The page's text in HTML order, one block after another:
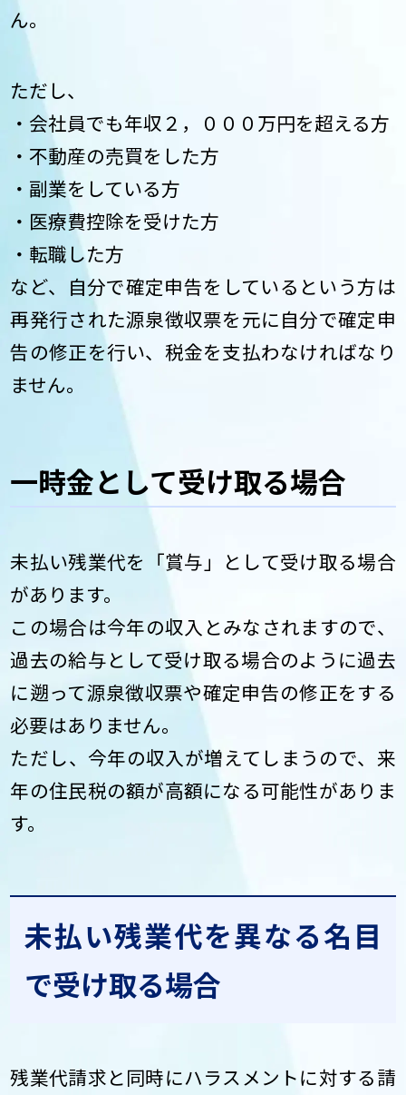
ん。
ただし、
・会社員でも年収２，０００万円を超える方
・不動産の売買をした方
・副業をしている方
・医療費控除を受けた方
・転職した方
など、自分で確定申告をしているという方は
再発行された源泉徴収票を元に自分で確定申
告の修正を行い、税金を支払わなければなり
ません。
一時金として受け取る場合
未払い残業代を「賞与」として受け取る場合
があります。
この場合は今年の収入とみなされますので、
過去の給与として受け取る場合のように過去
に遡って源泉徴収票や確定申告の修正をする
必要はありません。
ただし、今年の収入が増えてしまうので、来
年の住民税の額が高額になる可能性がありま
す。
未払い残業代を異なる名目
で受け取る場合
残業代請求と同時にハラスメントに対する請